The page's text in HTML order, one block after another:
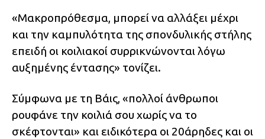
«Μακροπρόθεσμα, μπορεί να αλλάξει μέχρι
και την καμπυλότητα της σπονδυλικής στήλης
επειδή οι κοιλιακοί συρρικνώνονται λόγω
αυξημένης έντασης» τονίζει.
Σύμφωνα με τη Βάις, «πολλοί άνθρωποι
ρουφάνε την κοιλιά σου χωρίς να το
σκέφτονται» και ειδικότερα οι 20άρηδες και οι